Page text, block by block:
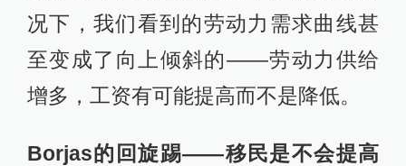
况下，我们看到的劳动力需求曲线甚
至变成了向上倾斜的——劳动力供给
增多，工资有可能提高而不是降低。
Borjas的回旋踢——移民是不会提高